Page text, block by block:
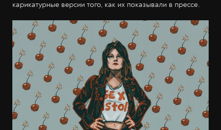
карикатурные версии того, как их показывали в прессе.